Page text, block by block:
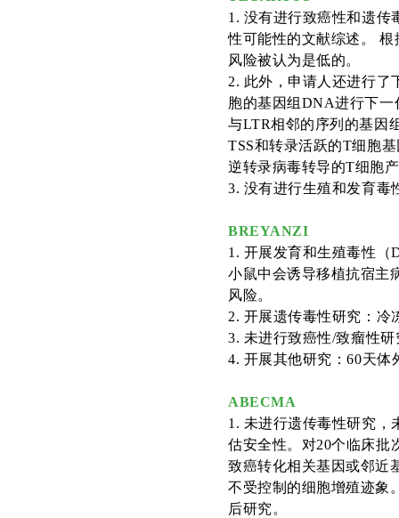
1 . 没有进行致癌性和遗传
性可能性的文献综述。
根
风险被认为是低的。
2. 此外，申请人还进行了
胞的基因组DNA进行下一
与LTR相邻的序列的基因
TSS和转录活跃的T细胞
逆转录病毒转导的T细胞
3. 没有进行生殖和发育毒
BREYANZI
1 . 开展发育和生殖毒性（
小鼠中会诱导移植抗宿主
风险。
2. 开展遗传毒性研究：冷
3. 未进行致癌性/致瘤性研
4. 开展其他研究：60天体
ABECMA
1 . 未进行遗传毒性研究，
估安全性。对20个临床批
致癌转化相关基因或邻近
不受控制的细胞增殖迹象
后研究。